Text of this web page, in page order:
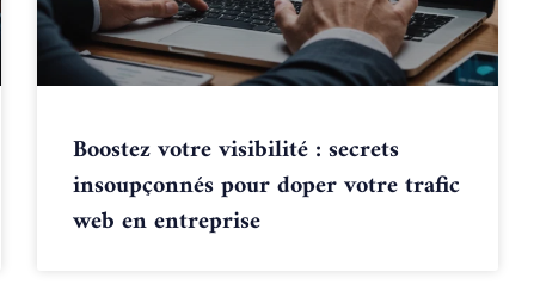
Boostez votre visibilité : secrets
insoupçonnés pour doper votre trafic
web en entreprise